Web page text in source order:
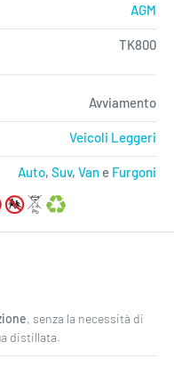
AGM
TK800
Avviamento
Veicoli Leggeri
Auto, Suv, Van e Furgoni
, senza la necessità di
distillata.